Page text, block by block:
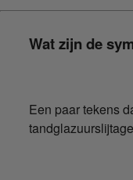
Wat zijn de
Een paar tekens